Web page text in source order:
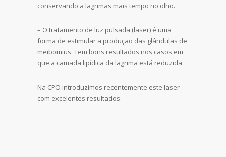
conservando a lagrimas mais tempo no olho.
– O tratamento de luz pulsada (laser) é uma
forma de estimular a produção das glândulas de
meibomius. Tem bons resultados nos casos em
que a camada lipídica da lagrima está reduzida.
Na CPO introduzimos recentemente este laser
com excelentes resultados.